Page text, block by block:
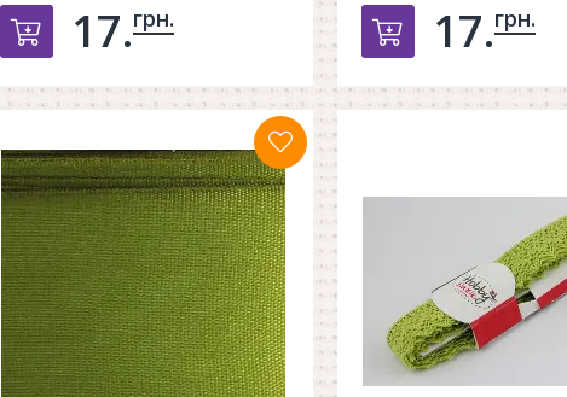
Добавить в корзину
17.грн. Добавить в
17.грн.